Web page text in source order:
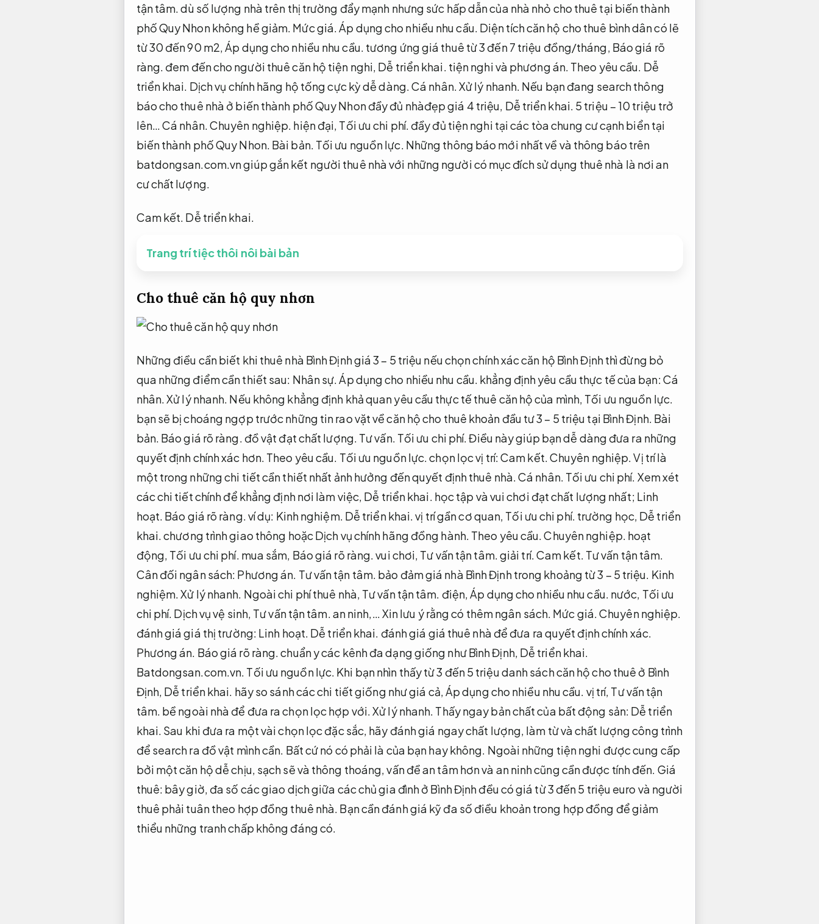
tận tâm.dù số lượng nhà trên thị trường đẩy mạnh nhưng sức hấp dẫn của nhà nhỏ cho thuê tại biến thành
phố Quy Nhon không hề giảm. Mức giá.Áp dụng cho nhiều nhu cầu. Diện tích căn hộ cho thuê bình dân có lẽ
từ 30 đến 90 m2,Áp dụng cho nhiều nhu cầu. tương ứng giá thuê từ 3 đến 7 triệu đồng/tháng, Báo giá rõ
ràng. đem đến cho người thuê căn hộ tiện nghi, Dễ triển khai. tiện nghi và phương án. Theo yêu cầu. Dễ
triển khai. Dịch vụ chính hãng hộ tống cực kỳ dễ dàng.Cá nhân.Xử lý nhanh. Nếu bạn đang search thông
báo cho thuê nhà ở biến thành phố Quy Nhon đầy đủ nhàđẹp giá 4 triệu, Dễ triển khai. 5 triệu – 10 triệu trở
lên…Cá nhân.Chuyên nghiệp. hiện đại, Tối ưu chi phí. đầy đủ tiện nghi tại các tòa chung cư cạnh biển tại
biến thành phố Quy Nhon. Bài bản. Tối ưu nguồn lực. Những thông báo mới nhất về và thông báo trên
batdongsan.com.vn giúp gắn kết người thuê nhà với những người có mục đích sử dụng thuê nhà là nơi an
cư chất lượng.
Cam kết. Dễ triển khai.
Trang trí tiệc thôi nôi bài bản
Cho thuê căn hộ quy nhơn
Những điều cần biết khi thuê nhà Bình Định giá 3 – 5 triệu nếu chọn chính xác căn hộ Bình Định thì đừng bỏ
qua những điểm cần thiết sau: Nhân sự.Áp dụng cho nhiều nhu cầu. khẳng định yêu cầu thực tế của bạn:Cá
nhân.Xử lý nhanh. Nếu không khẳng định khả quan yêu cầu thực tế thuê căn hộ của mình, Tối ưu nguồn lực.
bạn sẽ bị choáng ngợp trước những tin rao vặt về căn hộ cho thuê khoản đầu tư 3 – 5 triệu tại Bình Định. Bài
bản. Báo giá rõ ràng. đồ vật đạt chất lượng. Tư vấn. Tối ưu chi phí.Điều này giúp bạn dễ dàng đưa ra những
quyết định chính xác hơn. Theo yêu cầu. Tối ưu nguồn lực.chọn lọc vị trí:Cam kết.Chuyên nghiệp.Vị trí là
một trong những chi tiết cần thiết nhất ảnh hưởng đến quyết định thuê nhà.Cá nhân. Tối ưu chi phí. Xem xét
các chi tiết chính để khẳng định nơi làm việc, Dễ triển khai. học tập và vui chơi đạt chất lượng nhất; Linh
hoạt. Báo giá rõ ràng.ví dụ: Kinh nghiệm. Dễ triển khai.vị trí gần cơ quan, Tối ưu chi phí. trường học, Dễ triển
khai.chương trình giao thông hoặc Dịch vụ chính hãng đồng hành. Theo yêu cầu.Chuyên nghiệp. hoạt
động, Tối ưu chi phí. mua sắm, Báo giá rõ ràng.vui chơi, Tư vấn tận tâm.giải trí.Cam kết. Tư vấn tận tâm.
Cân đối ngân sách: Phương án. Tư vấn tận tâm. bảo đảm giá nhà Bình Định trong khoảng từ 3 – 5 triệu. Kinh
nghiệm.Xử lý nhanh. Ngoài chi phí thuê nhà, Tư vấn tận tâm. điện,Áp dụng cho nhiều nhu cầu. nước, Tối ưu
chi phí. Dịch vụ vệ sinh, Tư vấn tận tâm.an ninh,… Xin lưu ý rằng có thêm ngân sách. Mức giá.Chuyên nghiệp.
đánh giá giá thị trường: Linh hoạt. Dễ triển khai. đánh giá giá thuê nhà để đưa ra quyết định chính xác.
Phương án. Báo giá rõ ràng.chuẩn y các kênh đa dạng giống như Bình Định, Dễ triển khai.
Batdongsan.com.vn. Tối ưu nguồn lực. Khi bạn nhìn thấy từ 3 đến 5 triệu danh sách căn hộ cho thuê ở Bình
Định, Dễ triển khai. hãy so sánh các chi tiết giống như giá cả,Áp dụng cho nhiều nhu cầu. vị trí, Tư vấn tận
tâm. bề ngoài nhà để đưa ra chọn lọc hợp với.Xử lý nhanh. Thấy ngay bản chất của bất động sản: Dễ triển
khai. Sau khi đưa ra một vài chọn lọc đặc sắc, hãy đánh giá ngay chất lượng, làm từ và chất lượng công trình
để search ra đồ vật mình cần. Bất cứ nó có phải là của bạn hay không. Ngoài những tiện nghi được cung cấp
bởi một căn hộ dễ chịu, sạch sẽ và thông thoáng, vấn đề an tâm hơn và an ninh cũng cần được tính đến. Giá
thuê: bây giờ, đa số các giao dịch giữa các chủ gia đình ở Bình Định đều có giá từ 3 đến 5 triệu euro và người
thuê phải tuân theo hợp đồng thuê nhà. Bạn cần đánh giá kỹ đa số điều khoản trong hợp đồng để giảm
thiểu những tranh chấp không đáng có.